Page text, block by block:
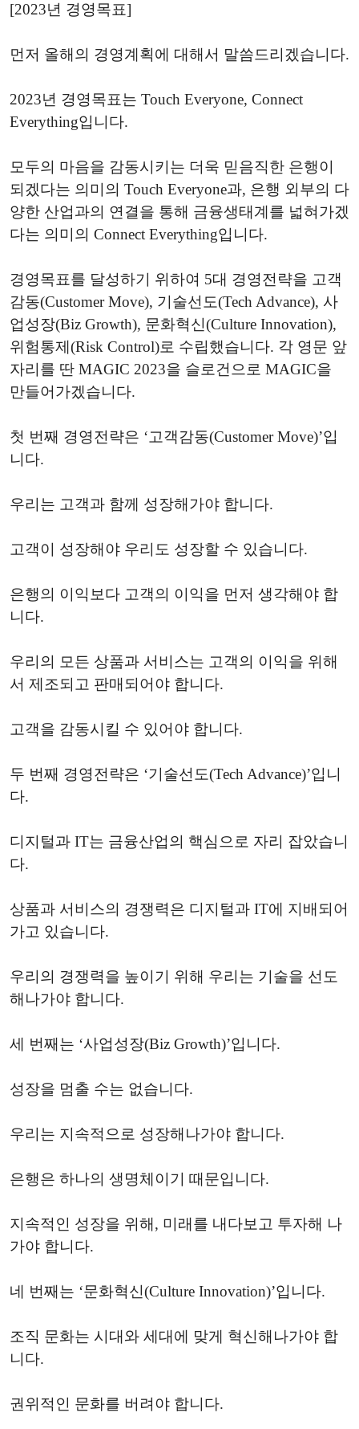
[2023년 경영목표]
먼저 올해의 경영계획에 대해서 말씀드리겠습니다.
2023년 경영목표는 Touch Everyone, Connect
Everything입니다.
모두의 마음을 감동시키는 더욱 믿음직한 은행이
되겠다는 의미의 Touch Everyone과, 은행 외부의 다
양한 산업과의 연결을 통해 금융생태계를 넓혀가겠
다는 의미의 Connect Everything입니다.
경영목표를 달성하기 위하여 5대 경영전략을 고객
감동(Customer Move), 기술선도(Tech Advance), 사
업성장(Biz Growth), 문화혁신(Culture Innovation),
위험통제(Risk Control)로 수립했습니다. 각 영문 앞
자리를 딴 MAGIC 2023을 슬로건으로 MAGIC을
만들어가겠습니다.
첫 번째 경영전략은 ‘고객감동(Customer Move)’입
니다.
우리는 고객과 함께 성장해가야 합니다.
고객이 성장해야 우리도 성장할 수 있습니다.
은행의 이익보다 고객의 이익을 먼저 생각해야 합
니다.
우리의 모든 상품과 서비스는 고객의 이익을 위해
서 제조되고 판매되어야 합니다.
고객을 감동시킬 수 있어야 합니다.
두 번째 경영전략은 ‘기술선도(Tech Advance)’입니
다.
디지털과 IT는 금융산업의 핵심으로 자리 잡았습니
다.
상품과 서비스의 경쟁력은 디지털과 IT에 지배되어
가고 있습니다.
우리의 경쟁력을 높이기 위해 우리는 기술을 선도
해나가야 합니다.
세 번째는 ‘사업성장(Biz Growth)’입니다.
성장을 멈출 수는 없습니다.
우리는 지속적으로 성장해나가야 합니다.
은행은 하나의 생명체이기 때문입니다.
지속적인 성장을 위해, 미래를 내다보고 투자해 나
가야 합니다.
네 번째는 ‘문화혁신(Culture Innovation)’입니다.
조직 문화는 시대와 세대에 맞게 혁신해나가야 합
니다.
권위적인 문화를 버려야 합니다.